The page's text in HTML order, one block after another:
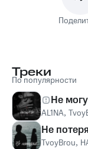
Треки
По популярности
Не
AL1NA,
Не
TvoyBrou,